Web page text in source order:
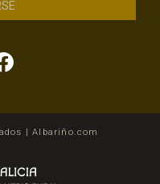
| Albariño.com